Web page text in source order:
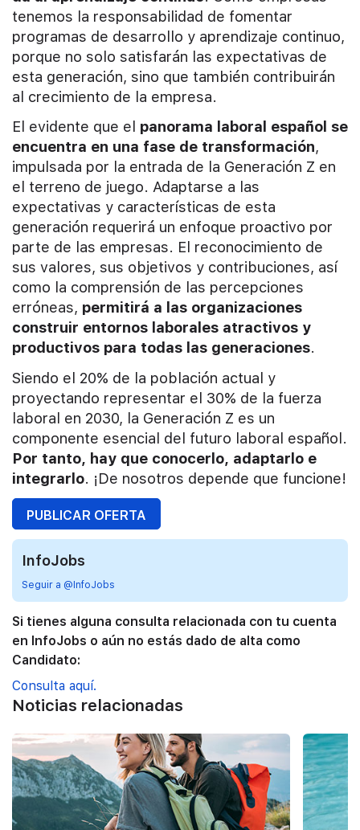
tenemos la responsabilidad de fomentar
programas de desarrollo y aprendizaje continuo,
porque no solo satisfarán las expectativas de
esta generación, sino que también contribuirán
al crecimiento de la empresa.
El evidente que el panorama laboral español se
encuentra en una fase de transformación,
impulsada por la entrada de la Generación Z en
el terreno de juego. Adaptarse a las
expectativas y características de esta
generación requerirá un enfoque proactivo por
parte de las empresas. El reconocimiento de
sus valores, sus objetivos y contribuciones, así
como la comprensión de las percepciones
erróneas, permitirá a las organizaciones
construir entornos laborales atractivos y
productivos para todas las generaciones.
Siendo el 20% de la población actual y
proyectando representar el 30% de la fuerza
laboral en 2030, la Generación Z es un
componente esencial del futuro laboral español.
Por tanto, hay que conocerlo, adaptarlo e
integrarlo. ¡De nosotros depende que funcione!
PUBLICAR OFERTA
InfoJobs
Seguir a @InfoJobs
Si tienes alguna consulta relacionada con tu cuenta
en InfoJobs o aún no estás dado de alta como
Candidato:
Consulta aquí.
Noticias relacionadas